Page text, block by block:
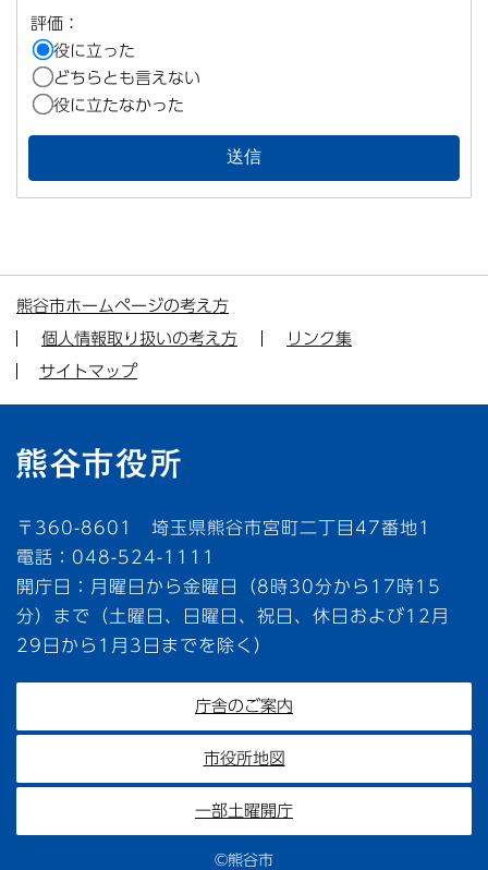
評価：
役に立った
どちらとも言えない
役に立たなかった
熊谷市ホームページの考え方
個人情報取り扱いの考え方
リンク集
サイトマップ
〒360-8601 埼玉県熊谷市宮町二丁目47番地1
電話：048-524-1111
開庁日：月曜日から金曜日（8時30分から17時15
分）まで（土曜日、日曜日、祝日、休日および12月
29日から1月3日までを除く）
庁舎のご案内
市役所地図
一部土曜開庁
©熊谷市